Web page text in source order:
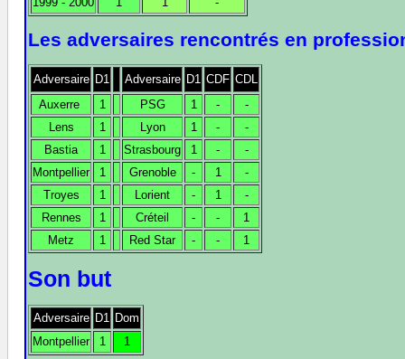
Les adversaires rencontrés en
Adversaire D1 Adversaire D1 CDF CDL
Auxerre
1 PSG 1 -
-
Lens
1 Lyon 1 -
-
Bastia
1 Strasbourg 1 -
-
Montpellier
1 Grenoble - 1
-
Troyes
1 Lorient - 1
-
Rennes
1 Créteil - -
1
Metz
1 Red Star - - 1
Son but
Adversaire D1 Dom
Montpellier
1 1